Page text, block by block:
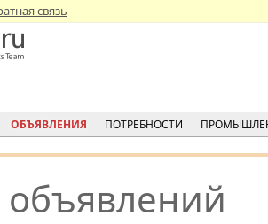
связь
ОБЪЯВЛЕНИЯ ПОТРЕБНОСТИ
объявлений